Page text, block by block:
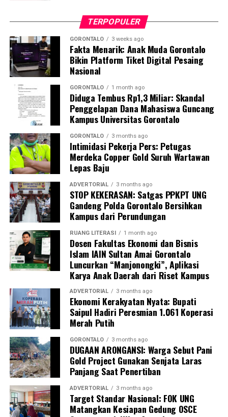
Bagi Kabupaten Pohuwato, perhelatan akbar ini menjadi
momentum krusial untuk melobi dan memperjuangkan
program strategis pusat agar mengalir ke daerah.
Berbekal bentang laut yang luas, garis pantai yang
panjang, serta kekayaan hayati yang melimpah,
Pohuwato dinilai memiliki daya tawar tinggi untuk
bertransformasi menjadi salah satu sentra perikanan
utama di kawasan Indonesia Timur.
Bupati Saipul A. Mbuinga menegaskan bahwa Rakornas
KKP bertindak sebagai wadah krusial dalam
menyamakan persepsi dan arah kebijakan pembangunan
maritim dari hulu ke hilir.
“Melalui koordinasi intensif di Rakornas ini, kami
berharap jalinan sinergi vertikal antara pusat dan
daerah semakin solid, sehingga program strategis
nasional bisa mendarat dan memberikan impak nyata di
daerah. Pohuwato memiliki modalitas potensi kelautan
yang sangat besar. Kami menyatakan kesiapan penuh
menyukseskan swasembada pangan nasional, khususnya
swasembada protein, lewat tata kelola perikanan yang
berkelanjutan,” urai Saipul A. Mbuinga.
Bupati menambahkan, hasil rumusan dari Rakornas KKP
ini akan dijadikan acuan rigid dalam menyusun
rancangan program kerja dan penganggaran APBD
Tahun 2027. Tujuannya agar akselerasi pembangunan
sektor kelautan dan perikanan di Pohuwato berjalan
lebih efektif, presisi, tepat sasaran, serta berdaya
dampak pada penguatan ekonomi daerah.
TERPOPULER
GORONTALO 3 weeks ago
Fakta Menarik: Anak Muda Gorontalo
Bikin Platform Tiket Digital Pesaing
Nasional
GORONTALO 1 month ago
Diduga Tembus Rp1,3 Miliar: Skandal
Penggelapan Dana Mahasiswa Guncang
Kampus Universitas Gorontalo
GORONTALO 3 months ago
Intimidasi Pekerja Pers: Petugas
Merdeka Copper Gold Suruh Wartawan
Lepas Baju
ADVERTORIAL 3 months ago
STOP KEKERASAN: Satgas PPKPT UNG
Gandeng Polda Gorontalo Bersihkan
Kampus dari Perundungan
RUANG LITERASI 1 month ago
Dosen Fakultas Ekonomi dan Bisnis
Islam IAIN Sultan Amai Gorontalo
Luncurkan “Manjonongki”, Aplikasi
Karya Anak Daerah dari Riset Kampus
ADVERTORIAL 3 months ago
Ekonomi Kerakyatan Nyata: Bupati
Saipul Hadiri Peresmian 1.061 Koperasi
Merah Putih
GORONTALO 3 months ago
DUGAAN ARONGANSI: Warga Sebut Pani
Gold Project Gunakan Senjata Laras
Panjang Saat Penertiban
ADVERTORIAL 3 months ago
Target Standar Nasional: FOK UNG
Matangkan Kesiapan Gedung OSCE